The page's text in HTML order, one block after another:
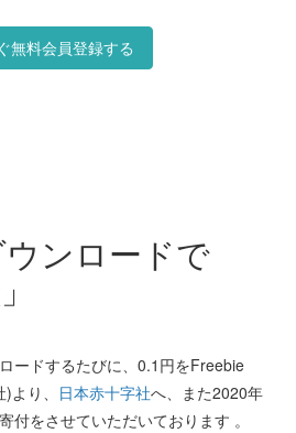
無料会員登録する
ンロードで
ードするたびに、0.1円をFreebie
り、 日本赤十字社へ、また2020年
付をさせていただいております 。